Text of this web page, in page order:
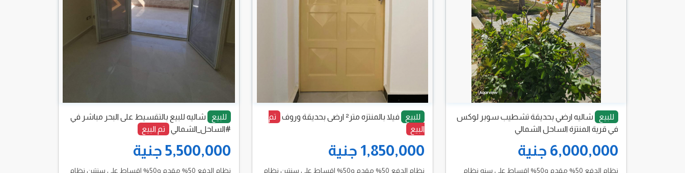
للبيع
شاليه ارضي بحديقة تشطيب سوبر لوكس
في قرية المنتزة الساحل الشمالي
6,000,000 جنية
نظام الدفع 50% مقدم و50% اقساط على سنه نظام
للبيع فيلا بالمنتزه متر² ارضى بحديقة وروف
تم
البيع
1,850,000 جنية
نظام الدفع 50% مقدم و50% اقساط على سنتين نظام
للبيع
شاليه للبيع بالتقسيط على البحر مباشر في
#الساحل_الشمالي
تم البيع
5,500,000 جنية
نظام الدفع 50% مقدم و50% اقساط على سنتين نظام